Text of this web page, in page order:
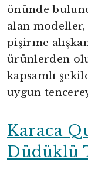
önünde
alan
pişirme
ürünlerden
kapsamlı
uygun
Karaca
Düdüklü